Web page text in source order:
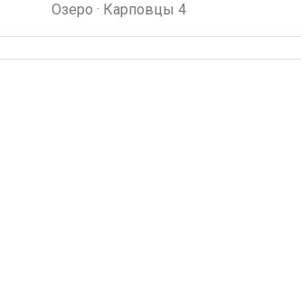
Озеро · Карповцы 4